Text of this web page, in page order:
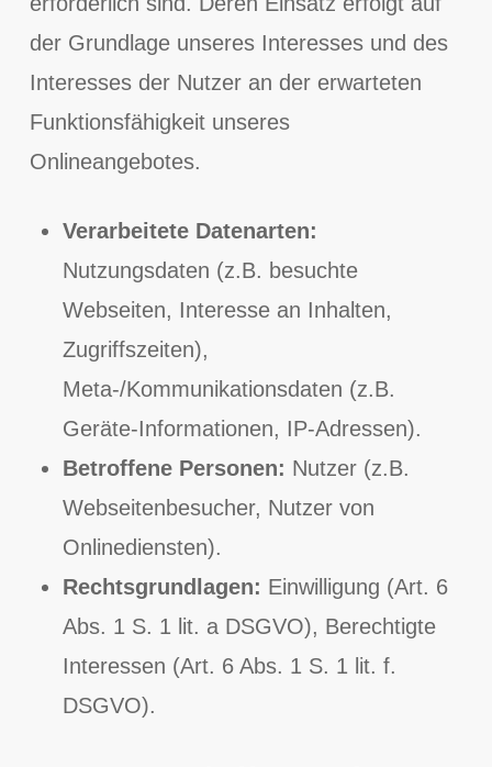
der Grundlage unseres Interesses und des
Interesses der Nutzer an der erwarteten
Funktionsfähigkeit unseres
Onlineangebotes.
Verarbeitete Datenarten:
Nutzungsdaten (z.B. besuchte
Webseiten, Interesse an Inhalten,
Zugriffszeiten),
Meta-/Kommunikationsdaten (z.B.
Geräte-Informationen, IP-Adressen).
Betroffene Personen: Nutzer (z.B.
Webseitenbesucher, Nutzer von
Onlinediensten).
Rechtsgrundlagen: Einwilligung (Art. 6
Abs. 1 S. 1 lit. a DSGVO), Berechtigte
Interessen (Art. 6 Abs. 1 S. 1 lit. f.
DSGVO).